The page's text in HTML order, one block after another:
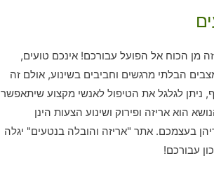
מן הכוח אל הפועל עבורכם! אינכם טועים,
הבלתי מרגשים וחביבים בשינוע, אולם זה
ניתן לגלגל את הטיפול לאנשי מקצוע שיתאפשר
הוא אריזה ופירוק ושינוע הצעות הינן
בעצמכם. אתר "אריזה והובלה בנטעים" יגלה